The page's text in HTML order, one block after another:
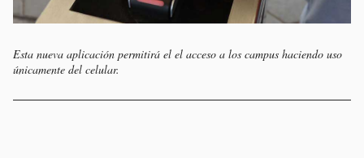
Esta nueva aplicación permitirá el el acceso a los campus haciendo uso
únicamente del celular.